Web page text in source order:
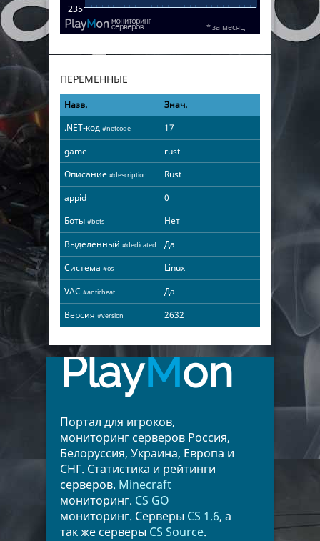
ПЕРЕМЕННЫЕ
Назв.
Знач.
.NET-код #netcode
17
game
rust
Описание #description
Rust
appid
0
Боты #bots
Нет
Выделенный #dedicated
Да
Система #os
Linux
VAC #anticheat
Да
Версия #version 2632
PlayMon
Портал для игроков,
мониторинг серверов Россия,
Белоруссия, Украина, Европа и
СНГ. Статистика и рейтинги
серверов. Minecraft
мониторинг. CS GO
мониторинг. Серверы CS 1.6, а
так же серверы CS Source.